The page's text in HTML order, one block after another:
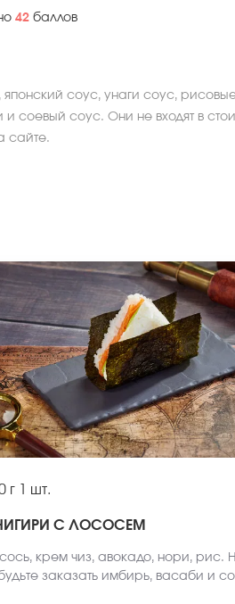
42 баллов
японский соус, унаги соус,
и соевый соус. Они не входят в
сайте.
г 1 шт.
С ЛОСОСЕМ
крем чиз, авокадо, нори, рис.
заказать имбирь, васаби и